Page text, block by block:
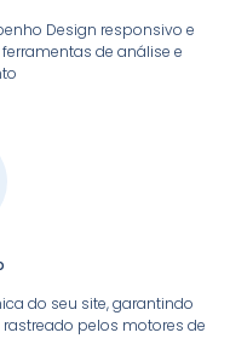
Design responsivo e
de análise e
do seu site, garantindo
pelos motores de